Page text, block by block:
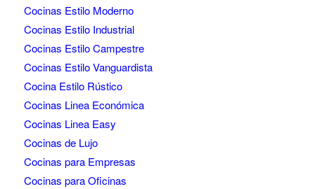
Cocinas Estilo Moderno
Cocinas Estilo Industrial
Cocinas Estilo Campestre
Cocinas Estilo Vanguardista
Cocina Estilo Rústico
Cocinas Linea Económica
Cocinas Linea Easy
Cocinas de Lujo
Cocinas para Empresas
Cocinas para Oficinas